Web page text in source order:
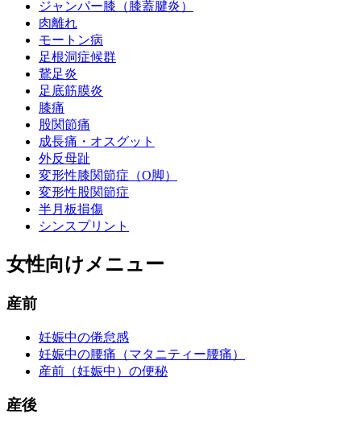
ジャンパー膝（膝蓋腱炎）
肉離れ
モートン病
足根洞症候群
鵞足炎
足底筋膜炎
膝痛
股関節痛
成長痛・オスグット
外反母趾
変形性膝関節症（O脚）
変形性股関節症
半月板損傷
シンスプリント
女性向けメニュー
産前
妊娠中の倦怠感
妊娠中の腰痛（マタニティー腰痛）
産前（妊娠中）の便秘
産後